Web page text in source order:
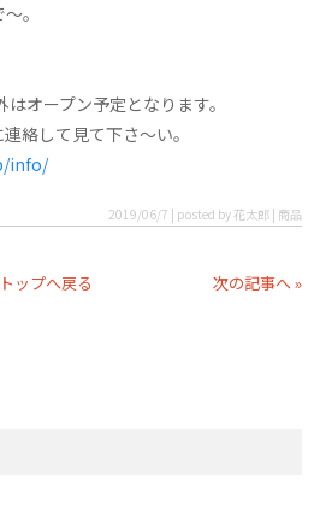
。
オープン予定となります。
絡して見て下さ〜い。
info/
2019/06/7 | posted by 花太郎 | 商品
トップへ戻る 次の記事へ »